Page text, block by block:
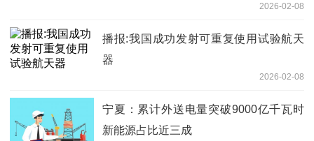
2026-02-08
播报:我国成功发射可重复使用试验航天
器
2026-02-08
宁夏：累计外送电量突破9000亿千瓦时
新能源占比近三成